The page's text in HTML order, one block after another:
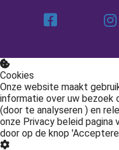
Cookies
Onze website maakt
informatie over uw
(door te analyseren ) en
onze Privacy beleid pagina
door op de knop